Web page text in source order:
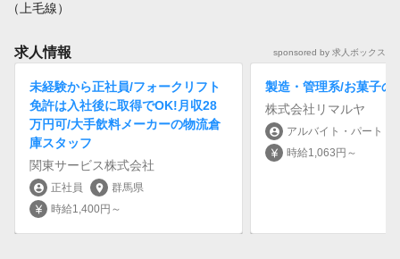
（上毛線）
求人情報 sponsored by 求人ボックス
未経験から正社員/フォークリフト
免許は入社後に取得でOK!月収28
万円可/大手飲料メーカーの物流倉
庫スタッフ
関東サービス株式会社
account_circle 正社員 location_on 群馬県
currency_yen 時給1,400円～
製造・管理系/お菓子の
株式会社リマルヤ
account_circle アルバイト・パート
currency_yen
時給1,063円～